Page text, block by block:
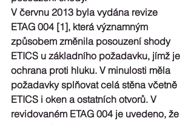
V červnu 2013 byla vydána revize
ETAG 004 [1], která významným
způsobem změnila posouzení shody
ETICS u základního požadavku, jímž je
ochrana proti hluku. V minulosti měla
požadavky splňovat celá stěna včetně
ETICS i oken a ostatních otvorů. V
revidovaném ETAG 004 je uvedeno, že